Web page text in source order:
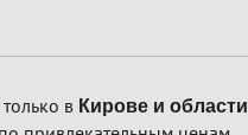
в Кирове и области